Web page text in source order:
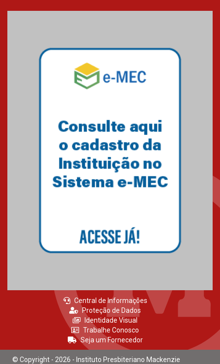
04.08.2026
Mackenzie recepciona os
calouros do segundo semestre
Como o Colégio Mackenzie
Brasília prepara seus
estudantes para o PAS antes
mesmo do Ensino Médio
04.08.2026
Central de Informações
Proteção de Dados
Identidade Visual
Trabalhe Conosco
Seja um Fornecedor
© Copyright - 2026 - Instituto Presbiteriano Mackenzie